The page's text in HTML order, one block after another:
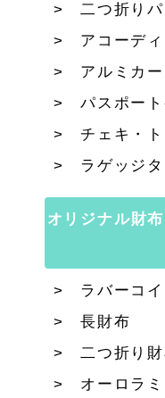
二つ折り
アコーデ
アルミカ
パスポー
チェキ・
ラゲッジ
オリジナル財
ラバーコ
長財布
二つ折り
オーロラ